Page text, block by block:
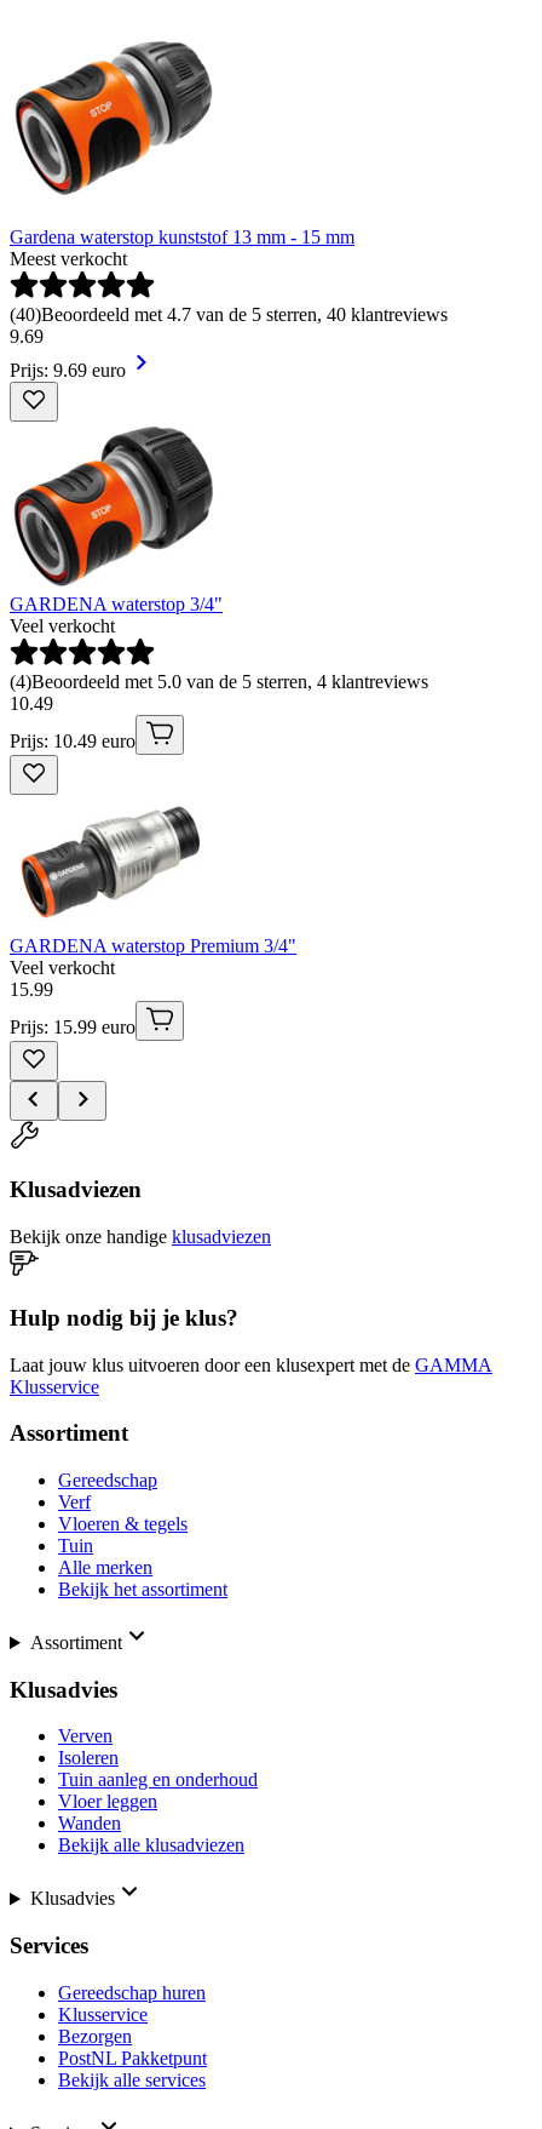
Gardena waterstop kunststof 13 mm - 15 mm
Meest verkocht
(40)Beoordeeld met 4.7 van de 5 sterren, 40 klantreviews
9.69
Prijs: 9.69 euro
GARDENA waterstop 3/4"
Veel verkocht
(4)Beoordeeld met 5.0 van de 5 sterren, 4 klantreviews
10.49
Prijs: 10.49 euro
GARDENA waterstop Premium 3/4"
Veel verkocht
15.99
Prijs: 15.99 euro
Klusadviezen
Bekijk onze handige klusadviezen
Hulp nodig bij je klus?
Laat jouw klus uitvoeren door een klusexpert met de GAMMA
Klusservice
Assortiment
Gereedschap
Verf
Vloeren & tegels
Tuin
Alle merken
Bekijk het assortiment
Assortiment
Klusadvies
Verven
Isoleren
Tuin aanleg en onderhoud
Vloer leggen
Wanden
Bekijk alle klusadviezen
Klusadvies
Services
Gereedschap huren
Klusservice
Bezorgen
PostNL Pakketpunt
Bekijk alle services